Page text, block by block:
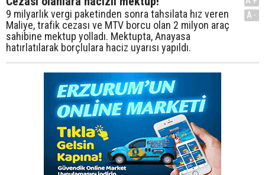
9 milyarlık vergi paketinden sonra tahsilata hız veren
Maliye, trafik cezası ve MTV borcu olan 2 milyon araç
sahibine mektup yolladı. Mektupta, Anayasa
hatırlatılarak borçlulara haciz uyarısı yapıldı.
A-